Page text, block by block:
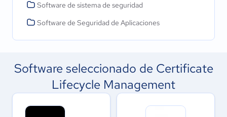
Software de sistema de seguridad
Software de Seguridad de Aplicaciones
Software seleccionado de Certificate
Lifecycle Management